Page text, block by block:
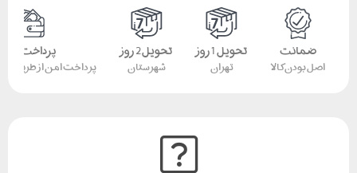
ضمانت
اصل بودن کالا
تحویل 1 روز
تهران
تحویل 2 روز
شهرستان
پرداخت امن
پرداخت امن از طریق